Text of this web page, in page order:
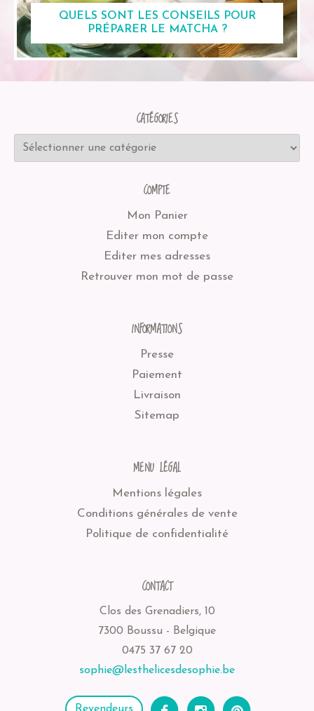
QUELS SONT LES CONSEILS POUR
PRÉPARER LE MATCHA ?
CATÉGORIES
COMPTE
Mon Panier
Editer mon compte
Editer mes adresses
Retrouver mon mot de passe
INFORMATIONS
Presse
Paiement
Livraison
Sitemap
MENU LÉGAL
Mentions légales
Conditions générales de vente
Politique de confidentialité
CONTACT
Clos des Grenadiers, 10
7300 Boussu - Belgique
0475 37 67 20
sophie@lesthelicesdesophie.be